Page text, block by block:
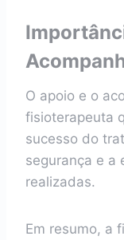
O apoio e o
fisioterapeuta
sucesso do
segurança e a
realizadas.
Em resumo, a